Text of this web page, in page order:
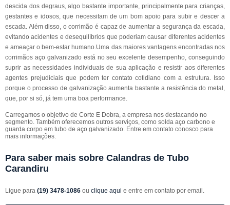
descida dos degraus, algo bastante importante, principalmente para crianças,
gestantes e idosos, que necessitam de um bom apoio para subir e descer a
escada. Além disso, o corrimão é capaz de aumentar a segurança da escada,
evitando acidentes e desequilíbrios que poderiam causar diferentes acidentes
e ameaçar o bem-estar humano.Uma das maiores vantagens encontradas nos
corrimãos aço galvanizado está no seu excelente desempenho, conseguindo
suprir as necessidades individuais de sua aplicação e resistir aos diferentes
agentes prejudiciais que podem ter contato cotidiano com a estrutura. Isso
porque o processo de galvanização aumenta bastante a resistência do metal,
que, por si só, já tem uma boa performance.
Carregamos o objetivo de Corte E Dobra, a empresa nos destacando no
segmento. Também oferecemos outros serviços, como solda aço carbono e
guarda corpo em tubo de aço galvanizado. Entre em contato conosco para
mais informações.
Para saber mais sobre Calandras de Tubo
Carandiru
Ligue para (19) 3478-1086 ou clique aqui e entre em contato por email.